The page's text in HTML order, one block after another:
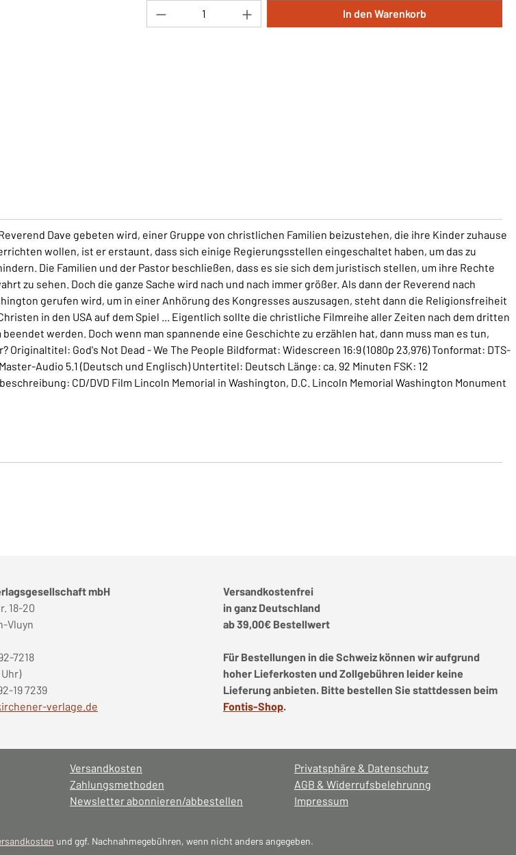
Produkt Anzahl: Gib den gewünschten Wert ein
In den Warenkorb
Dave gebeten wird, einer Gruppe von christlichen Familien beizustehen, die ihre Kinder zuhause
wollen, ist er erstaunt, dass sich einige Regierungsstellen eingeschaltet haben, um das zu
Die Familien und der Pastor beschließen, dass es sie sich dem juristisch stellen, um ihre Rechte
zu sehen. Doch die ganze Sache wird nach und nach immer größer. Als dann der Reverend nach
gerufen wird, um in einer Anhörung des Kongresses auszusagen, steht dann die Religionsfreiheit
in den USA auf dem Spiel ... Eigentlich sollte die christliche Filmreihe aller Zeiten nach dem dritten
beendet werden. Doch wenn man spannende eine Geschichte zu erzählen hat, dann muss man es tun,
Originaltitel: God's Not Dead - We The People Bildformat: Widescreen 16:9 (1080p 23,976) Tonformat: DTS-
Audio 5.1 (Deutsch und Englisch) Untertitel: Deutsch Länge: ca. 92 Minuten FSK: 12
CD/DVD Film Lincoln Memorial in Washington, D.C. Lincoln Memorial Washington Monument
mbH
18-20
Vluyn
7218
19 7239
verlage.de
Versandkostenfrei
in ganz Deutschland
ab 39,00€ Bestellwert
Für Bestellungen in die Schweiz können wir aufgrund
hoher Lieferkosten und Zollgebühren leider keine
Lieferung anbieten. Bitte bestellen Sie stattdessen beim
Fontis-Shop.
Versandkosten
Zahlungsmethoden
Newsletter abonnieren/abbestellen
Privatsphäre & Datenschutz
AGB & Widerrufsbelehrunng
Impressum
und ggf. Nachnahmegebühren, wenn nicht anders angegeben.